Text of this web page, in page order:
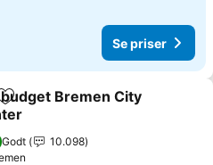
Se priser
Føj til favoritter
Bremen City
Godt
10.098